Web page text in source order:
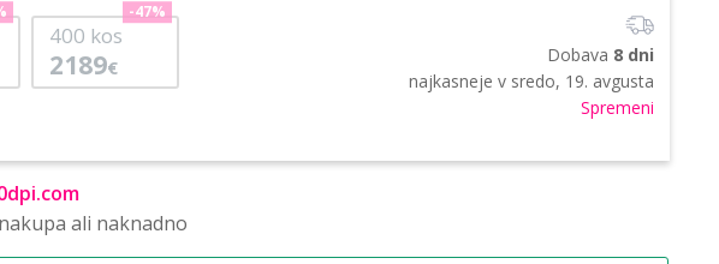
400 kos
2189€
-47%
Dobava 8 dni
najkasneje v sredo, 19. avgusta
Spremeni
ali naknadno